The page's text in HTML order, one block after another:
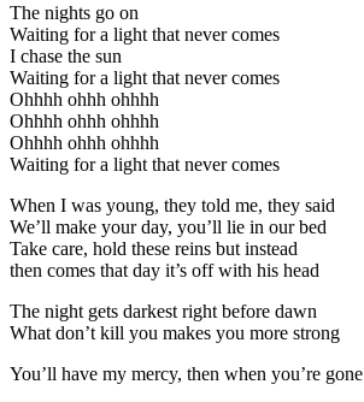
The nights go on
Waiting for a light that never comes
I chase the sun
Waiting for a light that never comes
Ohhhh ohhh ohhhh
Ohhhh ohhh ohhhh
Ohhhh ohhh ohhhh
Waiting for a light that never comes
When I was young, they told me, they said
We’ll make your day, you’ll lie in our bed
Take care, hold these reins but instead
then comes that day it’s off with his head
The night gets darkest right before dawn
What don’t kill you makes you more strong
You’ll have my mercy, then when you’re gone